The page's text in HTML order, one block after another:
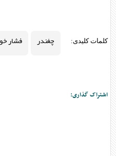
کلمات کلیدی: چغندر فشار
اشتراک گذاری: